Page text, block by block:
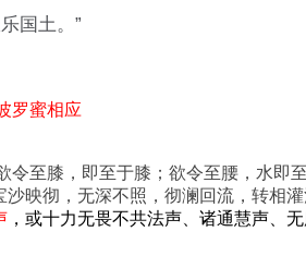
国土。”
罗蜜相应
令至膝，即至于膝；欲令至腰，水
映彻，无深不照，彻澜回流，转相
，或十力无畏不共法声、诸通慧声、